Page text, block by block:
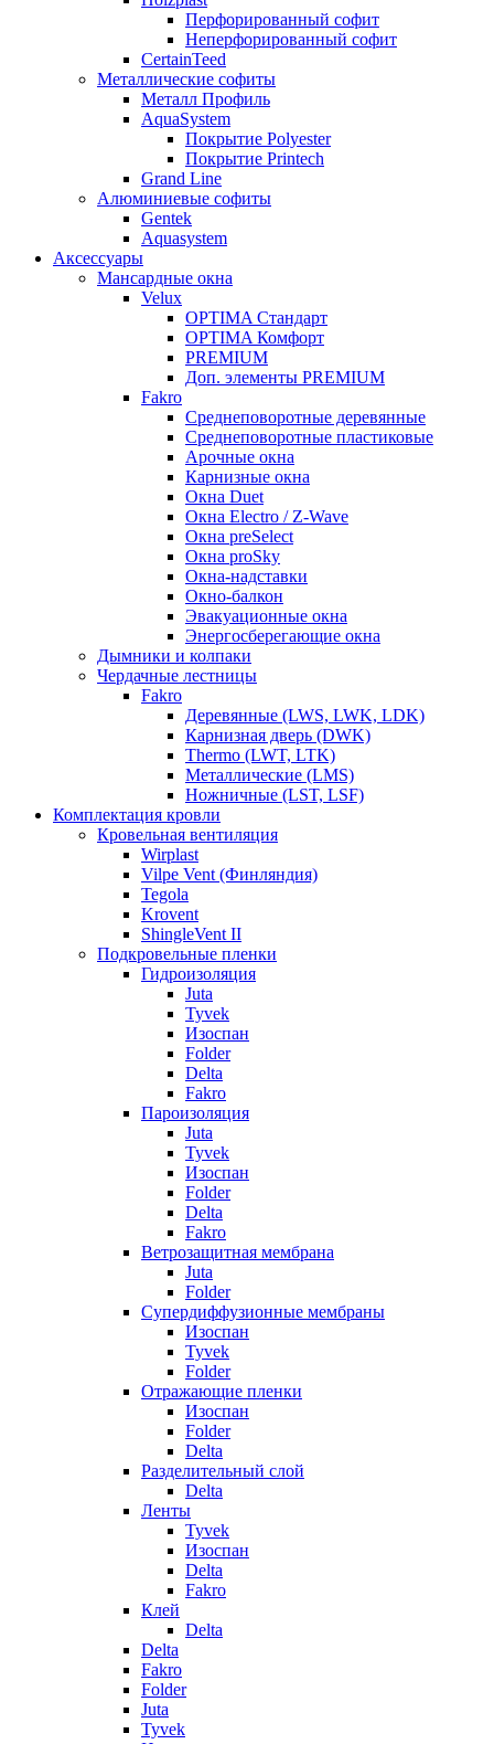
Перфорированный софит
Неперфорированный софит
CertainTeed
Металлические софиты
Металл Профиль
AquaSystem
Покрытие Polyester
Покрытие Printech
Grand Line
Алюминиевые софиты
Gentek
Aquasystem
Аксессуары
Мансардные окна
Velux
OPTIMA Стандарт
OPTIMA Комфорт
PREMIUM
Доп. элементы PREMIUM
Fakro
Cреднеповоротные деревянные
Cреднеповоротные пластиковые
Арочные окна
Карнизные окна
Окна Duet
Окна Electro / Z-Wave
Окна preSelect
Окна proSky
Окна-надставки
Окно-балкон
Эвакуационные окна
Энергосберегающие окна
Дымники и колпаки
Чердачные лестницы
Fakro
Деревянные (LWS, LWK, LDK)
Карнизная дверь (DWK)
Thermo (LWT, LTK)
Металлические (LMS)
Ножничные (LST, LSF)
Комплектация кровли
Кровельная вентиляция
Wirplast
Vilpe Vent (Финляндия)
Tegola
Krovent
ShingleVent II
Подкровельные пленки
Гидроизоляция
Juta
Tyvek
Изоспан
Folder
Delta
Fakro
Пароизоляция
Juta
Tyvek
Изоспан
Folder
Delta
Fakro
Ветрозащитная мембрана
Juta
Folder
Супердиффузионные мембраны
Изоспан
Tyvek
Folder
Отражающие пленки
Изоспан
Folder
Delta
Разделительный слой
Delta
Ленты
Tyvek
Изоспан
Delta
Fakro
Клей
Delta
Delta
Fakro
Folder
Juta
Tyvek